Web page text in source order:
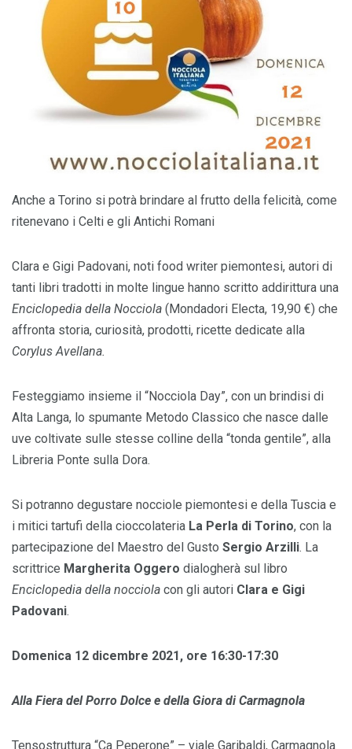
Anche a Torino si potrà brindare al frutto della felicità, come
ritenevano i Celti e gli Antichi Romani
Clara e Gigi Padovani, noti food writer piemontesi, autori di
tanti libri tradotti in molte lingue hanno scritto addirittura una
Enciclopedia della Nocciola (Mondadori Electa, 19,90 €) che
affronta storia, curiosità, prodotti, ricette dedicate alla
Corylus Avellana.
Festeggiamo insieme il “Nocciola Day”, con un brindisi di
Alta Langa, lo spumante Metodo Classico che nasce dalle
uve coltivate sulle stesse colline della “tonda gentile”, alla
Libreria Ponte sulla Dora.
Si potranno degustare nocciole piemontesi e della Tuscia e
i mitici tartufi della cioccolateria La Perla di Torino, con la
partecipazione del Maestro del Gusto Sergio Arzilli. La
scrittrice Margherita Oggero dialogherà sul libro
Enciclopedia della nocciola con gli autori Clara e Gigi
Padovani.
Domenica 12 dicembre 2021, ore 16:30-17:30
Alla Fiera del Porro Dolce e della Giora di Carmagnola
Tensostruttura “Ca Peperone” – viale Garibaldi, Carmagnola